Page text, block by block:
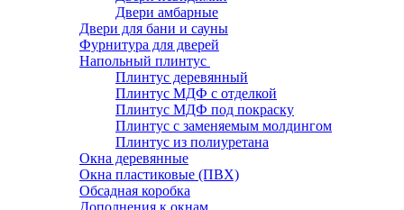
Двери амбарные
Двери для бани и сауны
Фурнитура для дверей
Напольный плинтус
Плинтус деревянный
Плинтус МДФ с отделкой
Плинтус МДФ под покраску
Плинтус с заменяемым молдингом
Плинтус из полиуретана
Окна деревянные
Окна пластиковые (ПВХ)
Обсадная коробка
Дополнения к окнам